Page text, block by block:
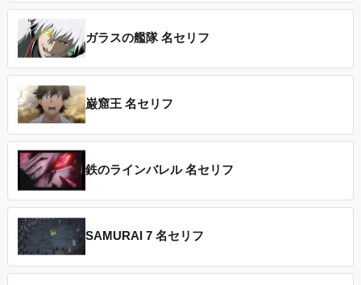
ガラスの艦隊 名セリフ
巌窟王 名セリフ
鉄のラインバレル 名セリフ
SAMURAI 7 名セリフ